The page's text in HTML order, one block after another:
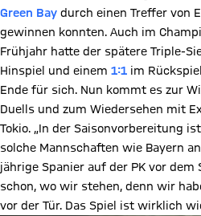
Green Bay durch einen Treffer von
gewinnen konnten. Auch im
Frühjahr hatte der spätere Triple-
Hinspiel und einem 1:1 im
Ende für sich. Nun kommt es zur
Duells und zum Wiedersehen mit
Tokio. „In der Saisonvorbereitung
solche Mannschaften wie Bayern
jährige Spanier auf der PK vor dem
schon, wo wir stehen, denn wir
vor der Tür. Das Spiel ist wirklich